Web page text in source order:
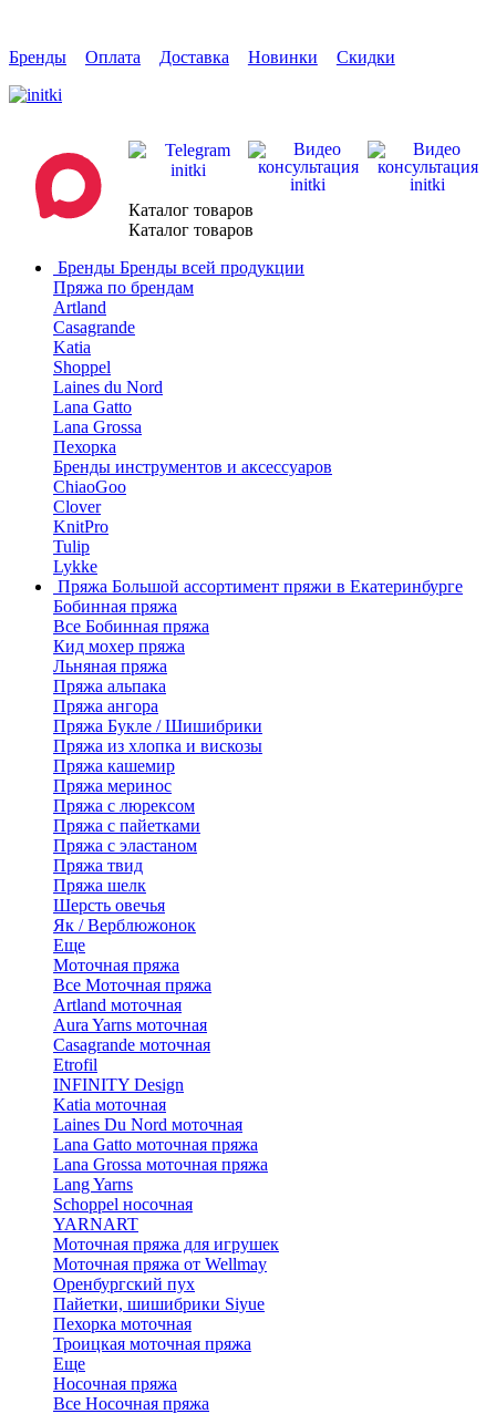
Бренды Оплата Доставка Новинки Скидки
Каталог товаров
Каталог товаров
Бренды Бренды всей продукции
Пряжа по брендам
Artland
Casagrande
Katia
Shoppel
Laines du Nord
Lana Gatto
Lana Grossa
Пехорка
Бренды инструментов и аксессуаров
ChiaoGoo
Clover
KnitPro
Tulip
Lykke
Пряжа Большой ассортимент пряжи в Екатеринбурге
Бобинная пряжа
Все Бобинная пряжа
Кид мохер пряжа
Льняная пряжа
Пряжа альпака
Пряжа ангора
Пряжа Букле / Шишибрики
Пряжа из хлопка и вискозы
Пряжа кашемир
Пряжа меринос
Пряжа с люрексом
Пряжа с пайетками
Пряжа с эластаном
Пряжа твид
Пряжа шелк
Шерсть овечья
Як / Верблюжонок
Еще
Моточная пряжа
Все Моточная пряжа
Artland моточная
Aura Yarns моточная
Casagrande моточная
Etrofil
INFINITY Design
Katia моточная
Laines Du Nord моточная
Lana Gatto моточная пряжа
Lana Grossa моточная пряжа
Lang Yarns
Schoppel носочная
YARNART
Моточная пряжа для игрушек
Моточная пряжа от Wellmay
Оренбургский пух
Пайетки, шишибрики Siyue
Пехорка моточная
Троицкая моточная пряжа
Еще
Носочная пряжа
Все Носочная пряжа